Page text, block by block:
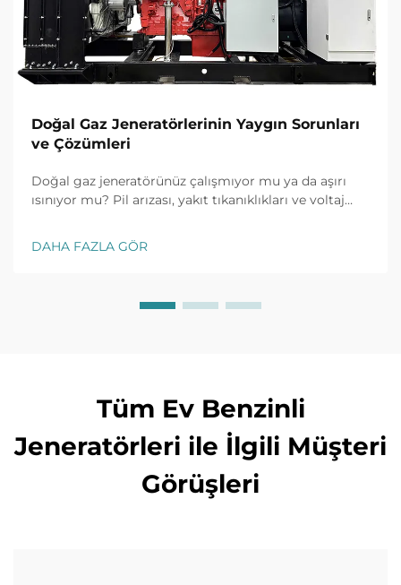
Doğal Gaz Jeneratörlerinin Yaygın Sorunları
ve Çözümleri
Doğal gaz jeneratörünüz çalışmıyor mu ya da aşırı
ısınıyor mu? Pil arızası, yakıt tıkanıklıkları ve voltaj
çözümleri keşfedin. Şimdi duruş süresini önleyin.
DAHA FAZLA GÖR
Tüm Ev Benzinli
Jeneratörleri ile İlgili Müşteri
Görüşleri